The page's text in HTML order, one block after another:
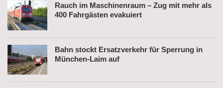
Rauch im Maschinenraum – Zug mit mehr als
400 Fahrgästen evakuiert
Bahn stockt Ersatzverkehr für Sperrung in
München-Laim auf